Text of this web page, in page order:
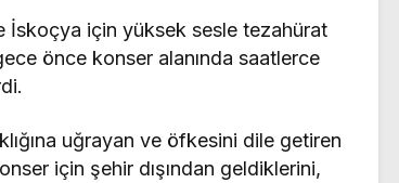
İskoçya için yüksek sesle tezahürat
önce konser alanında saatlerce
uğrayan ve öfkesini dile getiren
için şehir dışından geldiklerini,